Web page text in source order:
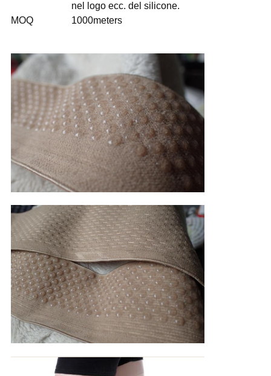
nel logo ecc. del silicone.
MOQ
1000meters